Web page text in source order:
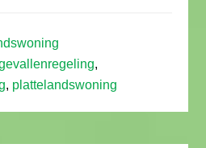
,
, plattelandswoning